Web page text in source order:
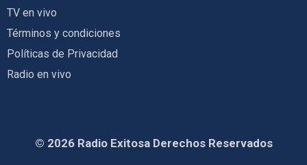
TV en vivo
Términos y condiciones
Políticas de Privacidad
Radio en vivo
© 2026 Radio Exitosa Derechos Reservados